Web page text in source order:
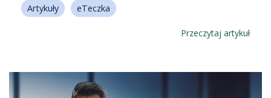
Artykuły eTeczka
Przeczytaj artykuł